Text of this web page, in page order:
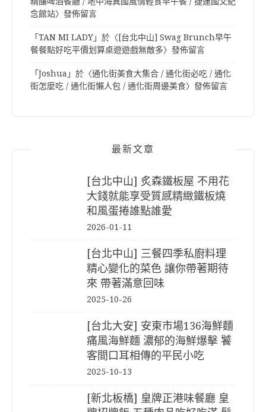
念館站〉發佈留言
「TAN MI LADY」於〈 [台北中山] Swag Brunch早午
餐餐點好吃平價划算桌遊遊戲無敵多〉發佈留言
「Joshua 」於〈通化街美食大集合 / 通化街必吃 / 通化
街怎麼吃 / 通化街懶人包 / 通化街周邊美食〉發佈留言
最新文章
[台北中山] 炙森鐵板屋 不用花
大錢就能享受質感精緻鐵板燒
和風蛋捲誰點誰愛
2026-01-11
[台北中山] 三餐四季私廚料理
精心變化的菜色 讓你帶著期待
來 帶著滿意回味
2025-10-26
[台北大安] 安東市場136海鮮麵
痛風海鮮麵 濃郁的海鮮爆擊 饕
客間口耳相傳的平民小吃
2025-10-13
[新北板橋] 皇牌正港味餐廳 皇